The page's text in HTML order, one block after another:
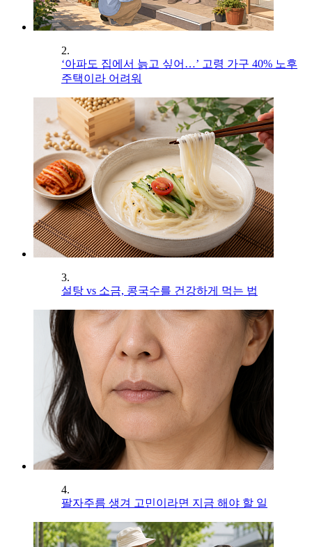
2.
‘아파도 집에서 늙고 싶어…’ 고령 가구 40% 노후
주택이라 어려워
3.
설탕 vs 소금, 콩국수를 건강하게 먹는 법
4.
팔자주름 생겨 고민이라면 지금 해야 할 일